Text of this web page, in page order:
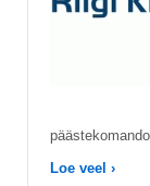
Loe veel ›